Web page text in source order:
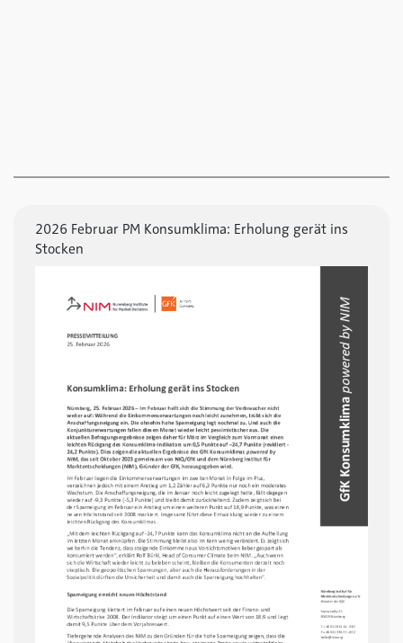
2026 Februar PM Konsumklima: Erholung gerät ins
Stocken